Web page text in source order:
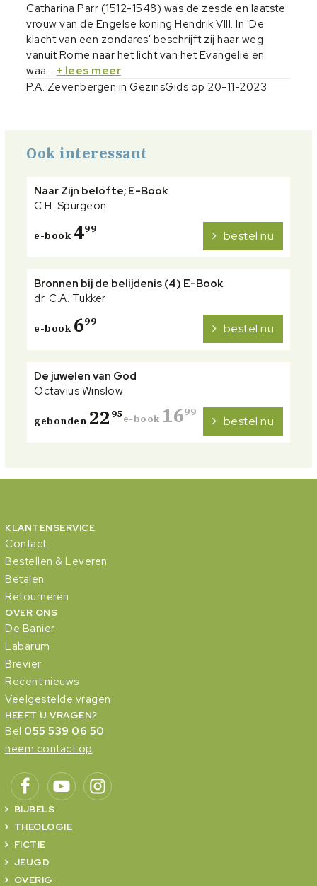
Catharina Parr (1512-1548) was de zesde en laatste
vrouw van de Engelse koning Hendrik VIII. In 'De
klacht van een zondares' beschrijft zij haar weg
vanuit Rome naar het licht van het Evangelie en
waa... + lees meer
P.A. Zevenbergen in GezinsGids op 20-11-2023
Ook interessant
Naar Zijn belofte; E-Book
C.H. Spurgeon
e-book 499 bestel nu
Bronnen bij de belijdenis (4) E-Book
dr. C.A. Tukker
e-book 699 bestel nu
De juwelen van God
Octavius Winslow
gebonden 22 95e-book 1699
bestel nu
KLANTENSERVICE
Contact
Bestellen & Leveren
Betalen
Retourneren
OVER ONS
De Banier
Labarum
Brevier
Recent nieuws
Veelgestelde vragen
HEEFT U VRAGEN?
Bel 055 539 06 50
neem contact op
BIJBELS
THEOLOGIE
FICTIE
JEUGD
OVERIG